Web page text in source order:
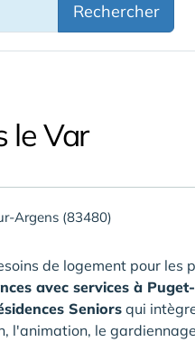
Rechercher
le Var
Argens (83480)
de logement pour les
avec services à
Seniors qui
l'animation, le